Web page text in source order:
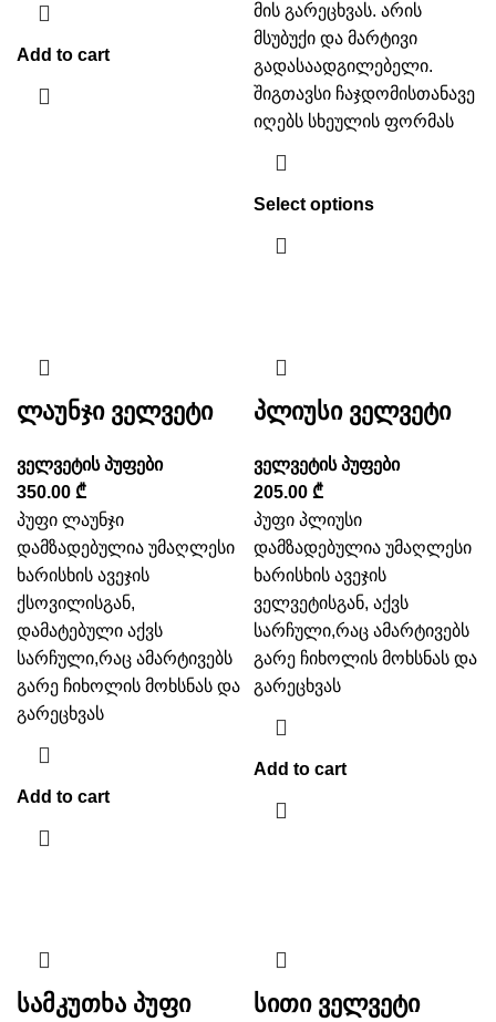
Add to cart
მის გარეცხვას. არის
მსუბუქი და მარტივი
გადასაადგილებელი.
შიგთავსი ჩაჯდომისთანავე
იღებს სხეულის ფორმას
Select options
ლაუნჯი ველვეტი
ველვეტის პუფები
350.00 ₾
პუფი ლაუნჯი
დამზადებულია უმაღლესი
ხარისხის ავეჯის
ქსოვილისგან,
დამატებული აქვს
სარჩული,რაც ამარტივებს
გარე ჩიხოლის მოხსნას და
გარეცხვას
Add to cart
პლიუსი ველვეტი
ველვეტის პუფები
205.00 ₾
პუფი პლიუსი
დამზადებულია უმაღლესი
ხარისხის ავეჯის
ველვეტისგან, აქვს
სარჩული,რაც ამარტივებს
გარე ჩიხოლის მოხსნას და
გარეცხვას
Add to cart
სამკუთხა პუფი
სითი ველვეტი